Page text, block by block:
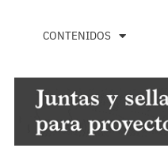
CONTENIDOS